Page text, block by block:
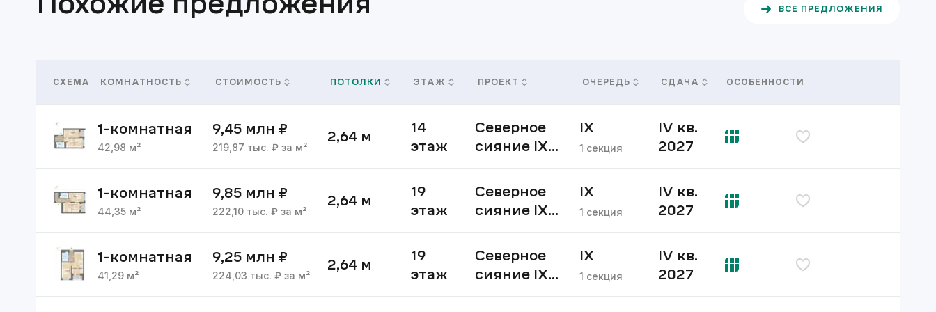
ВСЕ ПРЕДЛОЖЕНИЯ
СХЕМА КОМНАТНОСТЬ СТОИМОСТЬ ПОТОЛКИ ЭТАЖ ПРОЕКТ ОЧЕРЕДЬ СДАЧА ОСОБЕННОСТИ
1-комнатная
42,98 м²
9,45 млн ₽
219,87 тыс. ₽ за м²
2,64 м
14
этаж
Северное
сияние IX
IX
очередь
1 секция
IV кв.
2027
1-комнатная
44,35 м²
9,85 млн ₽
222,10 тыс. ₽ за м²
2,64 м
19
этаж
Северное
сияние IX
IX
очередь
1 секция
IV кв.
2027
1-комнатная
41,29 м²
9,25 млн ₽
224,03 тыс. ₽ за м²
2,64 м
19
этаж
Северное
сияние IX
IX
очередь
1 секция
IV кв.
2027